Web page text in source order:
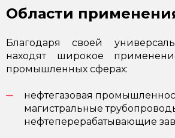
Области
Благодаря своей
находят широкое
промышленных сферах:
нефтегазовая
магистральные
нефтеперерабатывающие